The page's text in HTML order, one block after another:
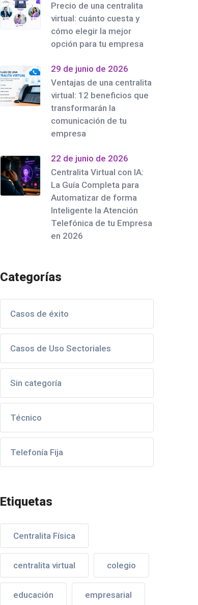
Precio de una centralita
virtual: cuánto cuesta y
cómo elegir la mejor
opción para tu empresa
29 de junio de 2026
Ventajas de una centralita
virtual: 12 beneficios que
transformarán la
comunicación de tu
empresa
22 de junio de 2026
Centralita Virtual con IA:
La Guía Completa para
Automatizar de forma
Inteligente la Atención
Telefónica de tu Empresa
en 2026
Categorías
Casos de éxito
Casos de Uso Sectoriales
Sin categoría
Técnico
Telefonía Fija
Etiquetas
Centralita Física
centralita virtual colegio
educación empresarial